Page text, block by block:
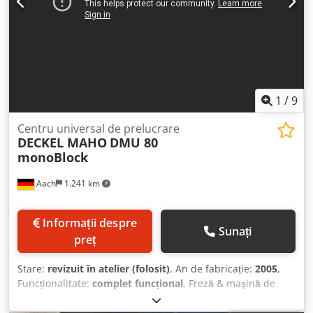
continuă, pentru axa B: 0 - 360° modul Masă rotativă,
1 /9
Aach 1.241 km
Centru universal de prelucrare
DECKEL MAHO DMU 80
monoBlock
preț
Sunați
Stare: revizuit în atelier (folosit), An de fabricație: 2005,
Funcționalitate: complet funcțional, Freză & maşină de
găurit universală CNC DECKEL MAHO DMU 80 monoBlock